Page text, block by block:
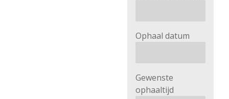
Ophaal datum
Gewenste
ophaaltijd